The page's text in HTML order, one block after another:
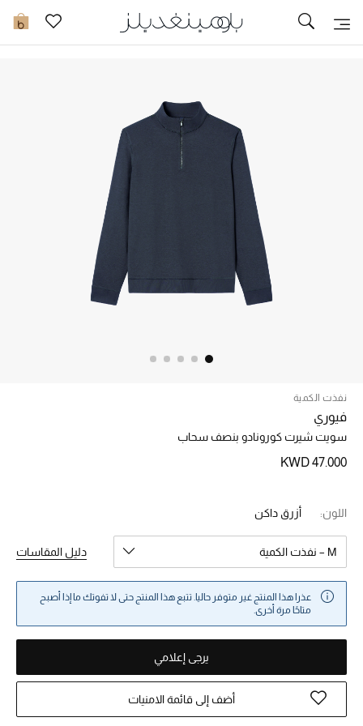
0 تخفيضات
تسوقوا الآن
الموسم الجديد
أحذية النسائية
نفذت الكمية
فيوري
سويت شيرت كورونادو بنصف سحاب
KWD 47.000
اللون: أزرق داكن
M – نفذت الكمية دليل المقاسات
عذرا هذا المنتج غير متوفر حاليا. تتبع هذا المنتج حتى لا تفوتك ما إذا أصبح
متاحًا مرة أخرى.
يرجى إعلامي
أضف إلى قائمة الامنيات